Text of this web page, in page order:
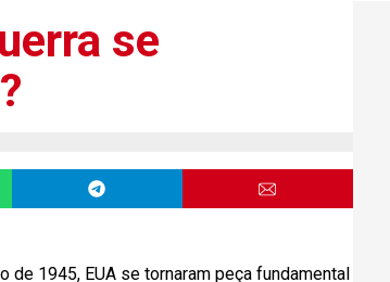
se
de 1945, EUA se tornaram peça fundamental